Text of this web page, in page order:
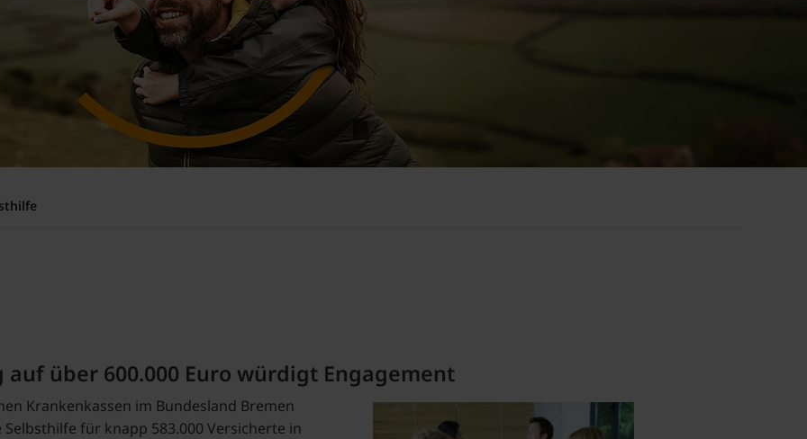
über 600.000 Euro würdigt Engagement
Krankenkassen im Bundesland Bremen
für knapp 583.000 Versicherte in